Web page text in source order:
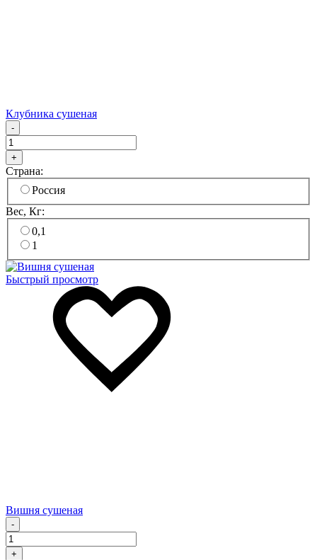
Клубника сушеная
-
+
Страна:
Россия
Вес, Кг:
0,1
1
Быстрый просмотр
Вишня сушеная
-
+